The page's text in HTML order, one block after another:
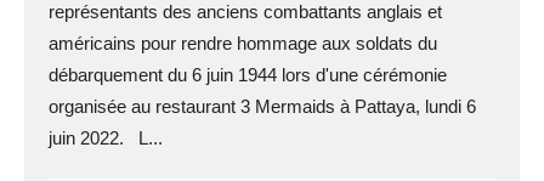
représentants des anciens combattants anglais et
américains pour rendre hommage aux soldats du
débarquement du 6 juin 1944 lors d'une cérémonie
organisée au restaurant 3 Mermaids à Pattaya, lundi 6
juin 2022. L...